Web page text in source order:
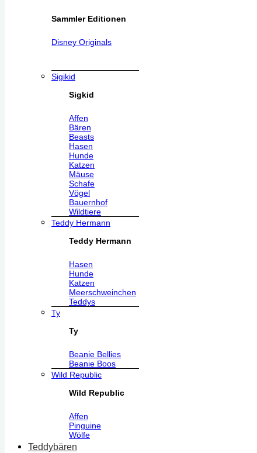
Sammler Editionen
Disney Originals
Sigikid
Sigkid
Affen
Bären
Beasts
Hasen
Hunde
Katzen
Mäuse
Schafe
Vögel
Bauernhof
Wildtiere
Teddy Hermann
Teddy Hermann
Hasen
Hunde
Katzen
Meerschweinchen
Teddys
Ty
Ty
Beanie Bellies
Beanie Boos
Wild Republic
Wild Republic
Affen
Pinguine
Wölfe
Teddybären